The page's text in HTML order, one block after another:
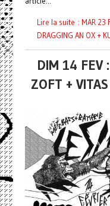
Lire la suite : MAR 23
DRAGGING AN OX +
DIM 14 FEV
ZOFT +